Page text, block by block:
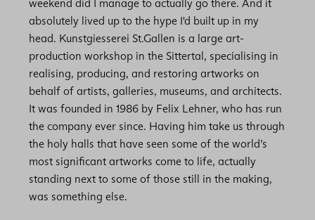
weekend did I manage to actually go there. And it
absolutely lived up to the hype I'd built up in my
head. Kunstgiesserei St.Gallen is a large art-
production workshop in the Sittertal, specialising in
realising, producing, and restoring artworks on
behalf of artists, galleries, museums, and architects.
It was founded in 1986 by Felix Lehner, who has run
the company ever since. Having him take us through
the holy halls that have seen some of the world’s
most significant artworks come to life, actually
standing next to some of those still in the making,
was something else.